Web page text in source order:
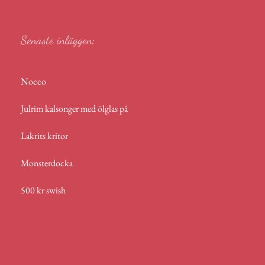
Senaste inläggen:
Nocco
Julrim kalsonger med ölglas på
Lakrits kritor
Monsterdocka
500 kr swish